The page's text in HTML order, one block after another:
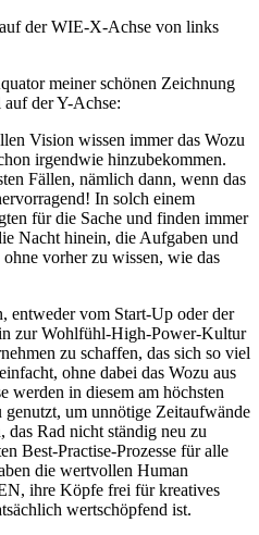
der WIE-X-Achse von links
meiner schönen Zeichnung
der Y-Achse:
Vision wissen immer das Wozu
irgendwie hinzubekommen.
Fällen, nämlich dann, wenn das
In solch einem
für die Sache und finden immer
Nacht hinein, die Aufgaben und
vorher zu wissen, wie das
entweder vom Start-Up oder der
zur Wohlfühl-High-Power-Kultur
zu schaffen, das sich so viel
ohne dabei das Wozu aus
werden in diesem am höchsten
um unnötige Zeitaufwände
das Rad nicht ständig neu zu
Best-Practise-Prozesse für alle
die wertvollen Human
ihre Köpfe frei für kreatives
wertschöpfend ist.